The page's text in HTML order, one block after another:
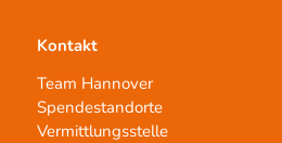
Kontakt
Team Hannover
Spendestandorte
Vermittlungsstelle